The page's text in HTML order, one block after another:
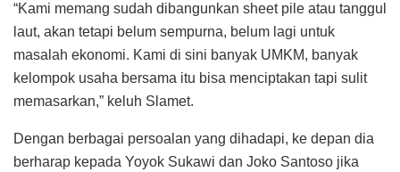
“Kami memang sudah dibangunkan sheet pile atau tanggul
laut, akan tetapi belum sempurna, belum lagi untuk
masalah ekonomi. Kami di sini banyak UMKM, banyak
kelompok usaha bersama itu bisa menciptakan tapi sulit
memasarkan,” keluh Slamet.
Dengan berbagai persoalan yang dihadapi, ke depan dia
berharap kepada Yoyok Sukawi dan Joko Santoso jika